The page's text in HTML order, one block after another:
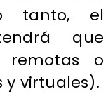
tanto, el
que
remotas o
y virtuales).